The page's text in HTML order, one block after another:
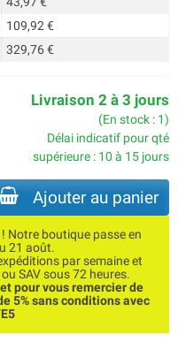
109,92 €
329,76 €
Livraison 2 à 3 jours
(En stock : 1)
Délai indicatif pour qté
supérieure : 10 à 15 jours
Ajouter au panier
! Notre boutique passe en
21 août.
par semaine et
SAV sous 72 heures.
pour vous remercier de
5% sans conditions avec